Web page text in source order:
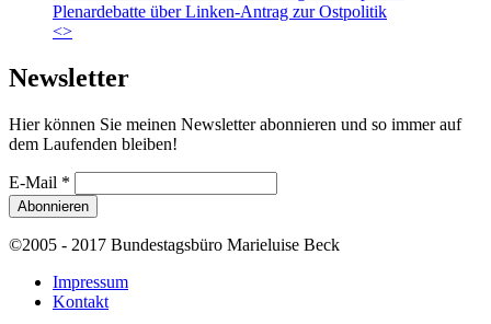
Plenardebatte über Linken-Antrag zur Ostpolitik
<>
Newsletter
Hier können Sie meinen Newsletter abonnieren und so immer auf
dem Laufenden bleiben!
E-Mail *
©2005 - 2017 Bundestagsbüro Marieluise Beck
Impressum
Kontakt